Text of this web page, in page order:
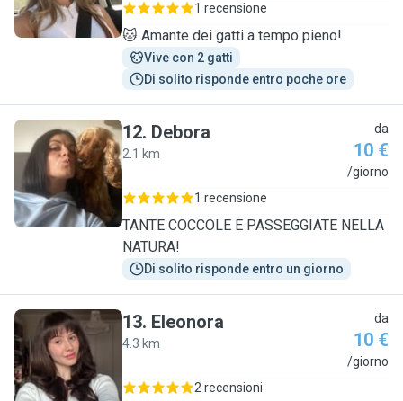
1 recensione
🐱 Amante dei gatti a tempo pieno!
Vive con 2 gatti
Di solito risponde entro poche ore
D
12. Debora
2.1 km
da
10 €
/giorno
1 recensione
TANTE COCCOLE E PASSEGGIATE NELLA
NATURA!
Di solito risponde entro un giorno
E
13. Eleonora
4.3 km
da
10 €
/giorno
2 recensioni